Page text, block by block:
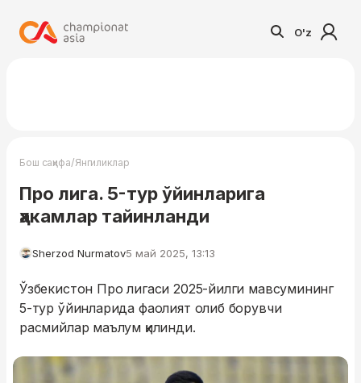
O'z
Бош саҳифа/Янгиликлар
Про лига. 5-тур ўйинларига
ҳакамлар тайинланди
Sherzod Nurmatov5 май 2025, 13:13
Ўзбекистон Про лигаси 2025-йилги мавсумининг
5-тур ўйинларида фаолият олиб борувчи
расмийлар маълум қилинди.